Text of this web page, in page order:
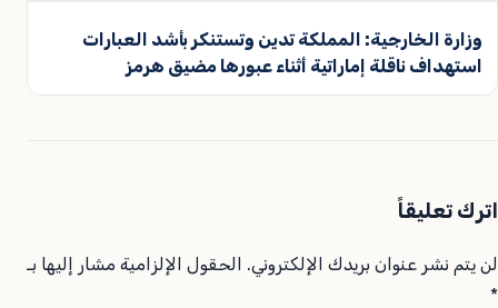
وزارة الخارجية: المملكة تدين وتستنكر بأشد العبارات
استهداف ناقلة إماراتية أثناء عبورها مضيق هرمز
اترك تعليقاً
لن يتم نشر عنوان بريدك الإلكتروني.
الحقول الإلزامية مشار إليها بـ
*